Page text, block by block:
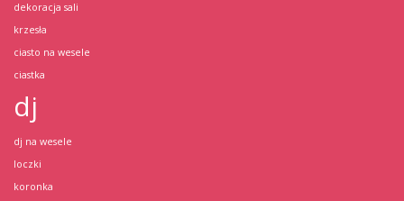
dekoracja sali
krzesła
ciasto na wesele
ciastka
dj
dj na wesele
loczki
koronka